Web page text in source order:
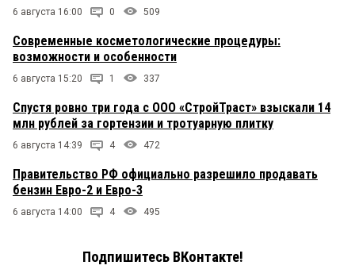
6 августа 16:00 0 509
Современные косметологические процедуры:
возможности и особенности
6 августа 15:20 1 337
Спустя ровно три года с ООО «СтройТраст» взыскали 14
млн рублей за гортензии и тротуарную плитку
6 августа 14:39 4 472
Правительство РФ официально разрешило продавать
бензин Евро-2 и Евро-3
6 августа 14:00 4 495
Подпишитесь ВКонтакте!